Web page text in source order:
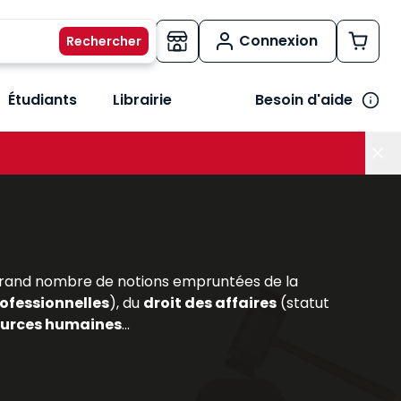
Connexion
métiers
le sous-menu Vos besoins
Étudiants Librairie Besoin d'aide
nombre de notions empruntées de la
), du droit des affaires (statut
humaines...